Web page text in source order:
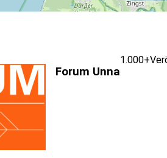
Forum Unna
1.000+